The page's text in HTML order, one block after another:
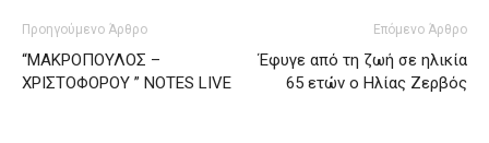
Προηγούμενο Άρθρο
“ΜΑΚΡΟΠΟΥΛΟΣ –
ΧΡΙΣΤΟΦΟΡΟΥ ” NOTES LIVE
Επόμενο Άρθρο
Έφυγε από τη ζωή σε ηλικία
65 ετών ο Ηλίας Ζερβός